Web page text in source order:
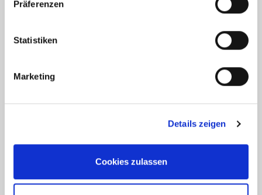
Präferenzen
Statistiken
Marketing
Details zeigen
Cookies zulassen
ab dem 1.5.2014
Energieverbrauch für Warmwasser
enthalten
Energieausweis Werteklasse
Energieausweis Baujahr
1976